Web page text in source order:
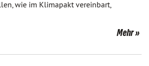
wie im Klimapakt vereinbart,
Mehr